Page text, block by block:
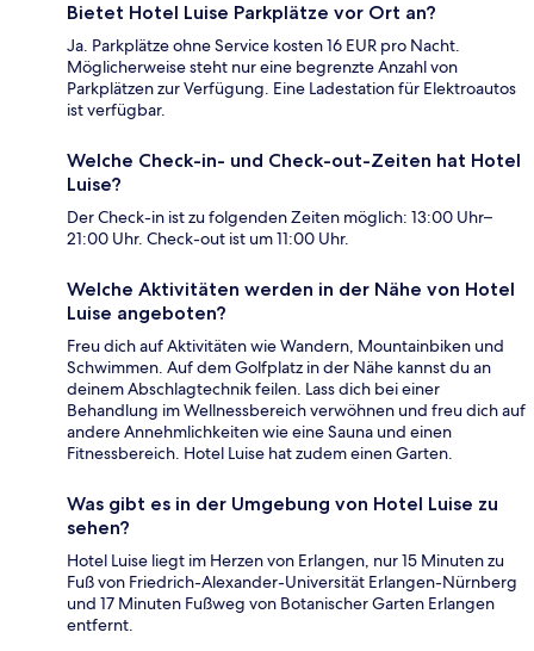
Bietet Hotel Luise Parkplätze vor Ort an?
Ja. Parkplätze ohne Service kosten 16 EUR pro Nacht.
Möglicherweise steht nur eine begrenzte Anzahl von
Parkplätzen zur Verfügung. Eine Ladestation für Elektroautos
ist verfügbar.
Welche Check-in- und Check-out-Zeiten hat Hotel
Luise?
Der Check-in ist zu folgenden Zeiten möglich: 13:00 Uhr–
21:00 Uhr. Check-out ist um 11:00 Uhr.
Welche Aktivitäten werden in der Nähe von Hotel
Luise angeboten?
Freu dich auf Aktivitäten wie Wandern, Mountainbiken und
Schwimmen. Auf dem Golfplatz in der Nähe kannst du an
deinem Abschlagtechnik feilen. Lass dich bei einer
Behandlung im Wellnessbereich verwöhnen und freu dich auf
andere Annehmlichkeiten wie eine Sauna und einen
Fitnessbereich. Hotel Luise hat zudem einen Garten.
Was gibt es in der Umgebung von Hotel Luise zu
sehen?
Hotel Luise liegt im Herzen von Erlangen, nur 15 Minuten zu
Fuß von Friedrich-Alexander-Universität Erlangen-Nürnberg
und 17 Minuten Fußweg von Botanischer Garten Erlangen
entfernt.